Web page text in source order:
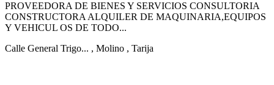
PROVEEDORA DE BIENES Y SERVICIOS CONSULTORIA
CONSTRUCTORA ALQUILER DE MAQUINARIA,EQUIPOS
Y VEHICUL OS DE TODO...
Calle General Trigo... , Molino , Tarija